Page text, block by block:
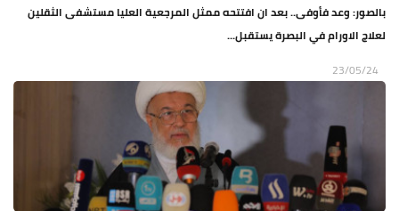
بالصور: وعد فأوفى.. بعد ان افتتحه ممثل المرجعية العليا مستشفى الثقلين
لعلاج الاورام في البصرة يستقبل...
23/05/24